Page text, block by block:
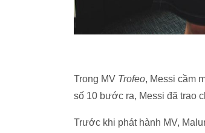
Trong MV Trofeo, Messi cầm
số 10 bước ra, Messi đã trao
Trước khi phát hành MV,